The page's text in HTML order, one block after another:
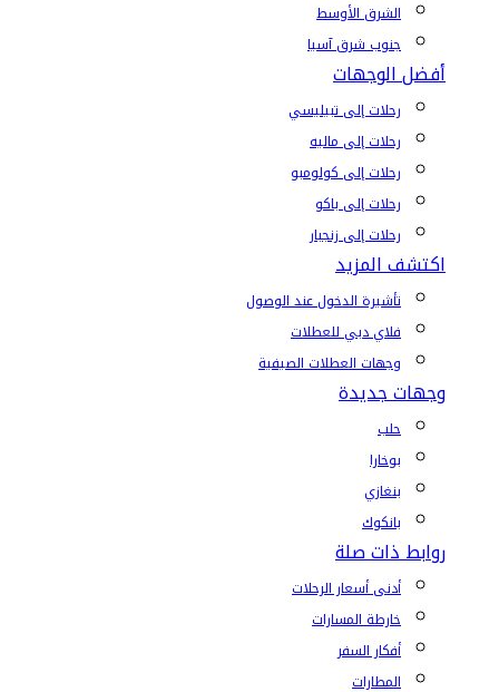
الشرق الأوسط
جنوب شرق آسيا
أفضل الوجهات
رحلات إلى تبيليسي
رحلات إلى ماليه
رحلات إلى كولومبو
رحلات إلى باكو
رحلات إلى زنجبار
اكتشف المزيد
تأشيرة الدخول عند الوصول
فلاي دبي للعطلات
وجهات العطلات الصيفية
وجهات جديدة
حلب
بوخارا
بنغازي
بانكوك
روابط ذات صلة
أدنى أسعار الرحلات
خارطة المسارات
أفكار السفر
المطارات